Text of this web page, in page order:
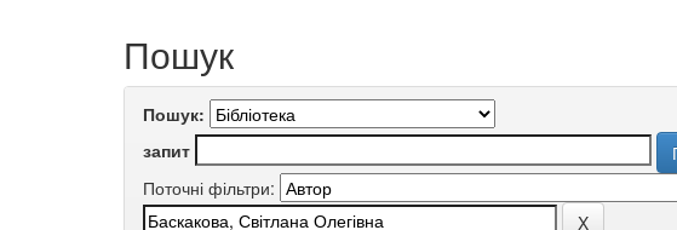
Пошук
Пошук:
запит
Поточні фільтри: